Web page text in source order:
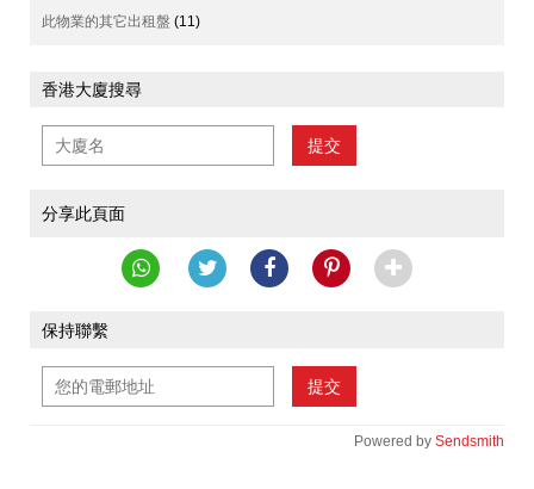
此物業的其它出租盤 (11)
香港大廈搜尋
提交
分享此頁面
保持聯繫
提交
Powered by Sendsmith